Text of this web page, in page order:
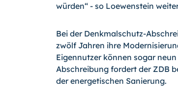
würden“ - so Loewenstein
Bei der Denkmalschutz-
zwölf Jahren ihre
Eigennutzer können sogar
Abschreibung fordert der ZDB
der energetischen Sanierung.